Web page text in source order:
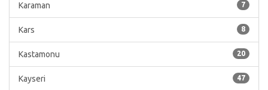
7
Karaman
8
Kars
20
Kastamonu
47
Kayseri